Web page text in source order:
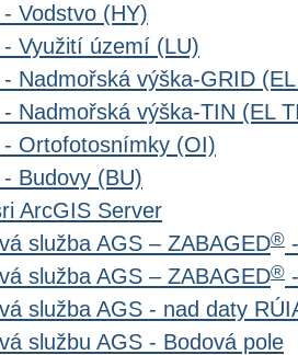
Vodstvo (HY)
Využití území (LU)
Nadmořská výška-GRID
Nadmořská výška-TIN (EL
Ortofotosnímky (OI)
Budovy (BU)
ArcGIS Server
služba AGS – ZABAGED®
služba AGS – ZABAGED®
služba AGS - nad daty
službu AGS - Bodová pole